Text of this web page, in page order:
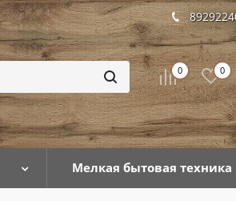
0 0
Мелкая бытовая техника